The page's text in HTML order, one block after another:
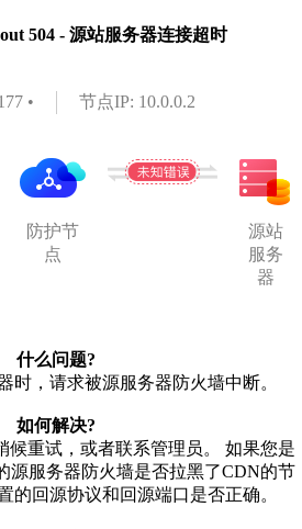
504 - 源站服务器连接超时
• 节点IP: 10.0.0.2
防护节
点
源站
服务
器
什么问题?
时，请求被源服务器防火墙中断。
如何解决?
候重试，或者联系管理员。 如果您是
源服务器防火墙是否拉黑了CDN的节
的回源协议和回源端口是否正确。